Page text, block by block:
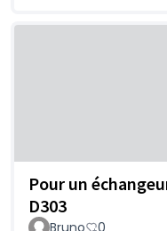
Pour un
D303
Bruno 0